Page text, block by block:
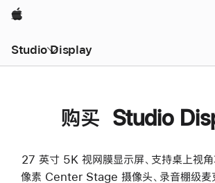
Apple
Studio Display
购买 Studio
27 英寸 5K 视网膜显示屏、支持桌上视
像素 Center Stage 摄像头、录音棚级麦